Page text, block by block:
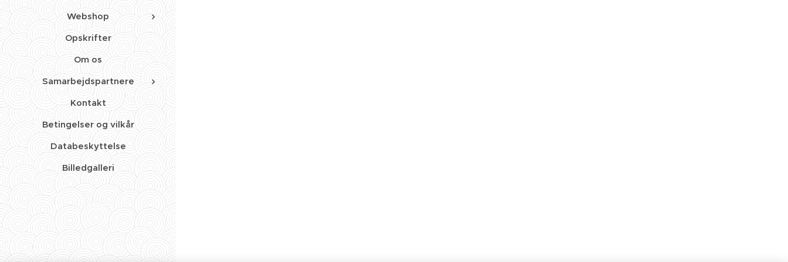
Webshop
Opskrifter
Om os
Samarbejdspartnere
Kontakt
Betingelser og vilkår
Databeskyttelse
Billedgalleri